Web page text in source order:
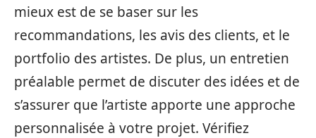
mieux est de se baser sur les
recommandations, les avis des clients, et le
portfolio des artistes. De plus, un entretien
préalable permet de discuter des idées et de
s’assurer que l’artiste apporte une approche
personnalisée à votre projet. Vérifiez